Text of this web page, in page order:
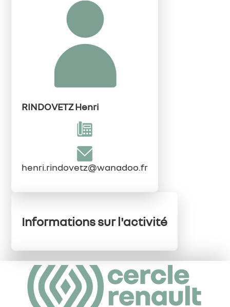
RINDOVETZ Henri
henri.rindovetz@wanadoo.fr
Informations sur l'activité